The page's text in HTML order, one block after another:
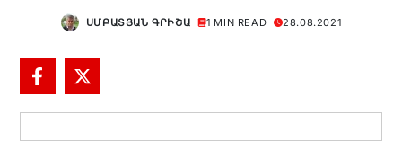
ՍՄԲԱՏՅԱՆ ԳՐԻՇԱ 1 MIN READ 28.08.2021